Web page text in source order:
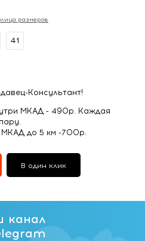
размеров
41
Консультант!
МКАД - 490р. Каждая
до 5 км -700р.
В один клик
канал